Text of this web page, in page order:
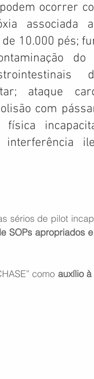
ocorrer
associada
10.000 pés;
ataque
com
interferência
sérios de pilot
SOPs apropriados
como auxílio